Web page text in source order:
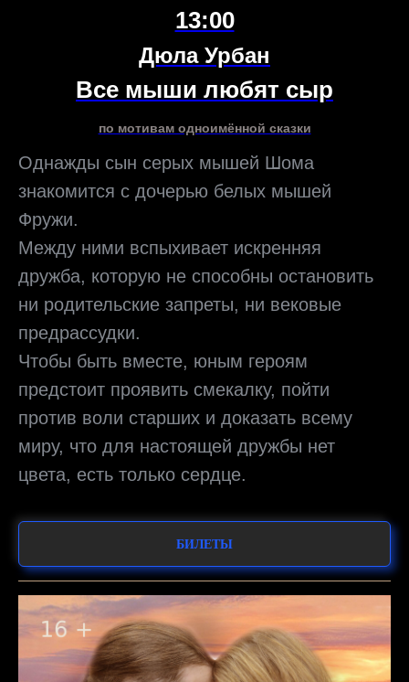
13:00
Дюла Урбан
Все мыши любят сыр
по мотивам одноимённой сказки
Однажды сын серых мышей Шома
знакомится с дочерью белых мышей
Фружи.
Между ними вспыхивает искренняя
дружба, которую не способны остановить
ни родительские запреты, ни вековые
предрассудки.
Чтобы быть вместе, юным героям
предстоит проявить смекалку, пойти
против воли старших и доказать всему
миру, что для настоящей дружбы нет
цвета, есть только сердце.
БИЛЕТЫ